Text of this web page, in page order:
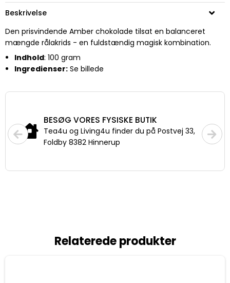
Beskrivelse
Den prisvindende Amber chokolade tilsat en balanceret
mængde rålakrids - en fuldstændig magisk kombination.
Indhold: 100 gram
Ingredienser:Se billede
BESØG VORES FYSISKE BUTIK
Tea4u og Living4u finder du på Postvej 33,
Foldby 8382 Hinnerup
Relaterede produkter